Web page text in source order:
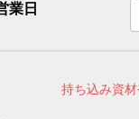
業日
持ち込み資